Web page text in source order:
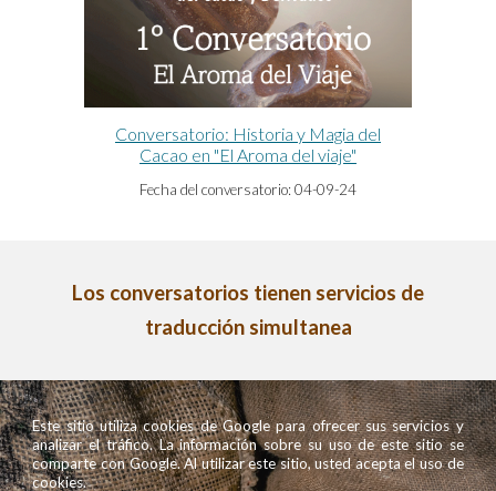
Conversatorio: Historia y Magia del
Cacao en "El Aroma del viaje"
Fecha del conversatorio:04-09-24
Los conversatorios tienen servicios de
traducción simultanea
Este sitio utiliza cookies de Google para ofrecer sus servicios y
analizar el tráfico. La información sobre su uso de este sitio se
comparte con Google. Al utilizar este sitio, usted acepta el uso de
cookies.